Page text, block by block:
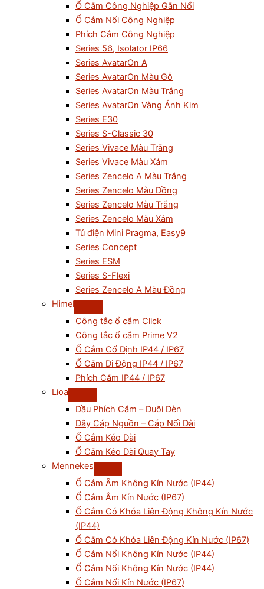
Ổ Cắm Công Nghiệp Gắn Nổi
Ổ Cắm Nối Công Nghiệp
Phích Cắm Công Nghiệp
Series 56, Isolator IP66
Series AvatarOn A
Series AvatarOn Màu Gỗ
Series AvatarOn Màu Trắng
Series AvatarOn Vàng Ánh Kim
Series E30
Series S-Classic 30
Series Vivace Màu Trắng
Series Vivace Màu Xám
Series Zencelo A Màu Trắng
Series Zencelo Màu Đồng
Series Zencelo Màu Trắng
Series Zencelo Màu Xám
Tủ điện Mini Pragma, Easy9
Series Concept
Series ESM
Series S-Flexi
Series Zencelo A Màu Đồng
Himel
Công tắc ổ cắm Click
Công tắc ổ cắm Prime V2
Ổ Cắm Cố Định IP44 / IP67
Ổ Cắm Di Động IP44 / IP67
Phích Cắm IP44 / IP67
Lioa
Đầu Phích Cắm – Đuôi Đèn
Dây Cáp Nguồn – Cáp Nối Dài
Ổ Cắm Kéo Dài
Ổ Cắm Kéo Dài Quay Tay
Mennekes
Ổ Cắm Âm Không Kín Nước (IP44)
Ổ Cắm Âm Kín Nước (IP67)
Ổ Cắm Có Khóa Liên Động Không Kín Nước
(IP44)
Ổ Cắm Có Khóa Liên Động Kín Nước (IP67)
Ổ Cắm Nổi Không Kín Nước (IP44)
Ổ Cắm Nối Không Kín Nước (IP44)
Ổ Cắm Nối Kín Nước (IP67)